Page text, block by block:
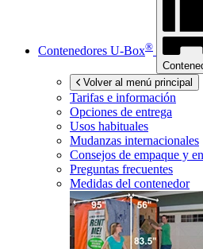
Contenedores U-Box®
Volver al menú principal
Tarifas e información
Opciones de entrega
Usos habituales
Mudanzas internacionales
Consejos de empaque y
Preguntas frecuentes
Medidas del contenedor